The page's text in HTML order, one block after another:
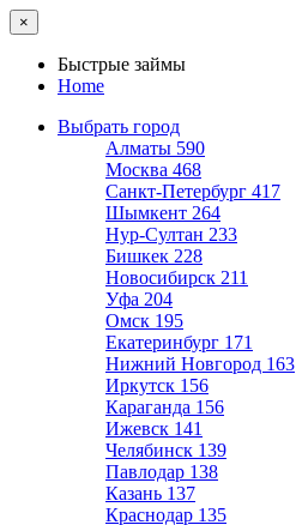
×
Быстрые займы
Home
Выбрать город
Алматы 590
Москва 468
Санкт-Петербург 417
Шымкент 264
Нур-Султан 233
Бишкек 228
Новосибирск 211
Уфа 204
Омск 195
Екатеринбург 171
Нижний Новгород 163
Иркутск 156
Караганда 156
Ижевск 141
Челябинск 139
Павлодар 138
Казань 137
Краснодар 135